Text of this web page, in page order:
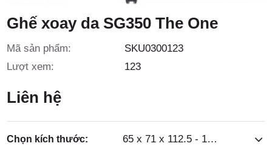
Tiền Lân,
xã Bà
Ghế xoay da SG350 The One
Mã sản phẩm:
SKU0300123
Lượt xem:
123
Liên hệ
Chọn kích thước: 65 x 71 x 112.5 - 120.5cm